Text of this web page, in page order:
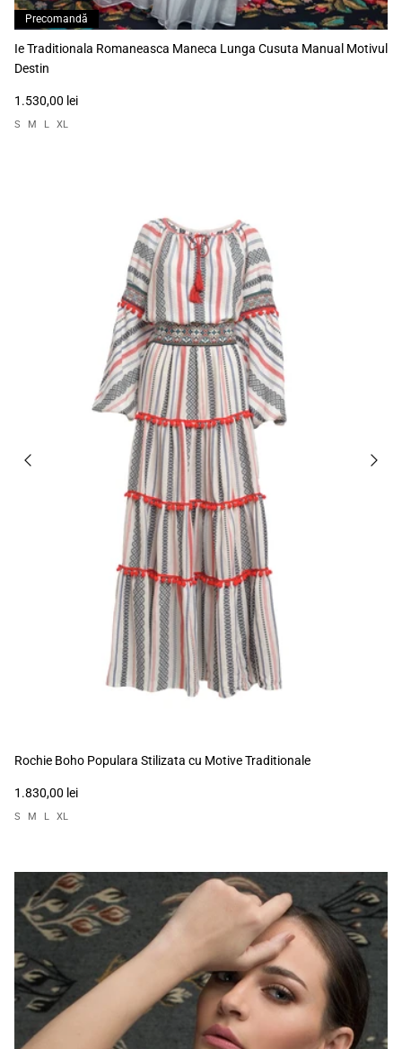
Precomandă
Ie Traditionala Romaneasca Maneca Lunga Cusuta Manual Motivul
Destin
1.530,00 lei
S M L XL
Rochie Boho Populara Stilizata cu Motive Traditionale
1.830,00 lei
S M L XL